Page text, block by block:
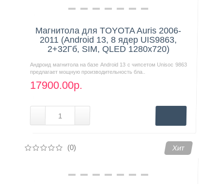
Магнитола для TOYOTA Auris 2006-
2011 (Android 13, 8 ядер UIS9863,
2+32Гб, SIM, QLED 1280x720)
Андроид магнитола на базе Android 13 с чипсетом Unisoc 9863
предлагает мощную производительность бла..
17900.00р.
(0) Хит